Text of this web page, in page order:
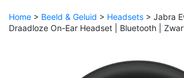
Home > Beeld & Geluid > Headsets > Jabra
Draadloze On-Ear Headset | Bluetooth |